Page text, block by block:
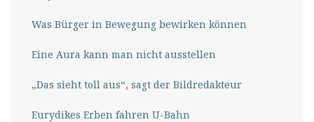
Was Bürger in Bewegung bewirken können
Eine Aura kann man nicht ausstellen
„Das sieht toll aus“, sagt der Bildredakteur
Eurydikes Erben fahren U-Bahn